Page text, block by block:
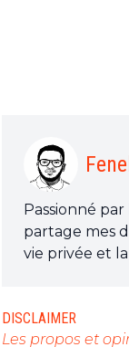
Passionné
partage mes
vie privée et
DISCLAIMER
Les propos et